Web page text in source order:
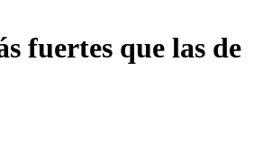
fuertes que las de